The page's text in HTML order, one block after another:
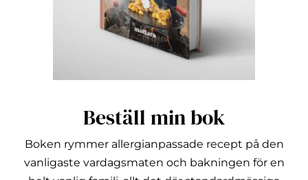
Beställ min bok
Boken rymmer allergianpassade recept på den
vanligaste vardagsmaten och bakningen för en